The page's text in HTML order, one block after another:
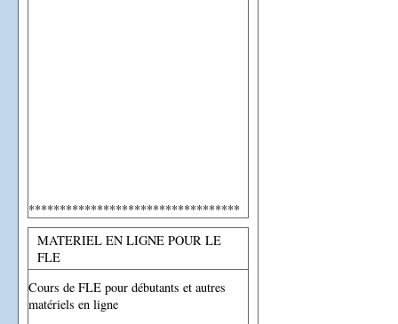
**********************************
MATERIEL EN LIGNE POUR LE
FLE
Cours de FLE pour débutants et autres
matériels en ligne